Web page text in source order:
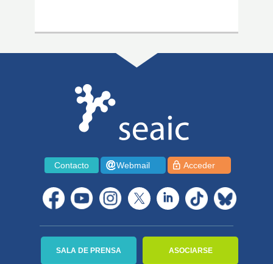
Contacto Webmail Acceder
SALA DE PRENSA ASOCIARSE